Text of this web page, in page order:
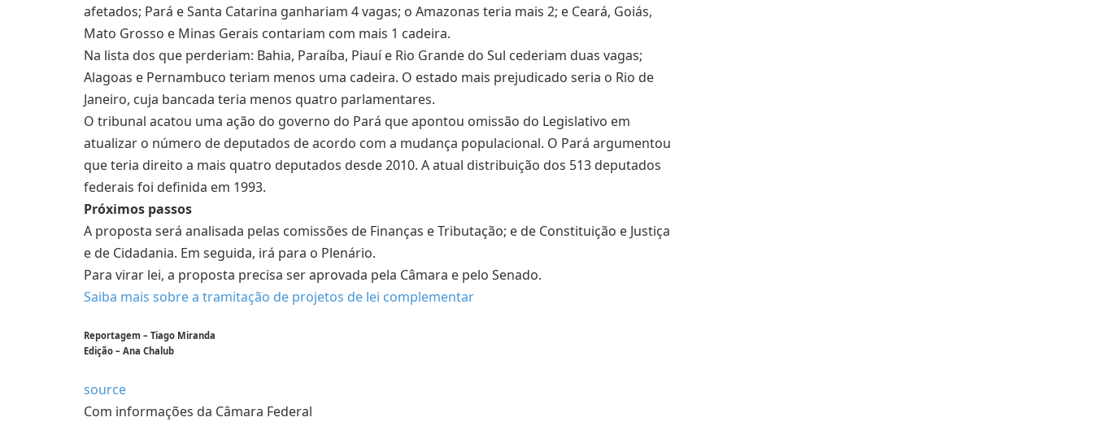
afetados; Pará e Santa Catarina ganhariam 4 vagas; o Amazonas teria mais 2; e Ceará, Goiás,
Mato Grosso e Minas Gerais contariam com mais 1 cadeira.
Na lista dos que perderiam: Bahia, Paraíba, Piauí e Rio Grande do Sul cederiam duas vagas;
Alagoas e Pernambuco teriam menos uma cadeira. O estado mais prejudicado seria o Rio de
Janeiro, cuja bancada teria menos quatro parlamentares.
O tribunal acatou uma ação do governo do Pará que apontou omissão do Legislativo em
atualizar o número de deputados de acordo com a mudança populacional. O Pará argumentou
que teria direito a mais quatro deputados desde 2010. A atual distribuição dos 513 deputados
federais foi definida em 1993.
Próximos passos
A proposta será analisada pelas comissões de Finanças e Tributação; e de Constituição e Justiça
e de Cidadania. Em seguida, irá para o Plenário.
Para virar lei, a proposta precisa ser aprovada pela Câmara e pelo Senado.
Saiba mais sobre a tramitação de projetos de lei complementar
Reportagem – Tiago Miranda
Edição – Ana Chalub
source
Com informações da Câmara Federal